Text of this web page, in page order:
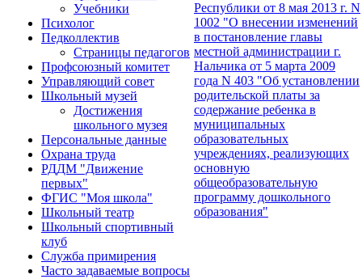
Учебники
Психолог
Педколлектив
Страницы педагогов
Профсоюзный комитет
Управляющий совет
Школьный музей
Достижения
школьного музея
Персональные данные
Охрана труда
РДДМ "Движение
первых"
ФГИС "Моя школа"
Школьный театр
Школьный спортивный
клуб
Служба примирения
Часто задаваемые вопросы
Республики от 8 мая 2013 г. N
1002 "О внесении изменений
в постановление главы
местной администрации г.
Нальчика от 5 марта 2009
года N 403 "Об установлении
родительской платы за
содержание ребенка в
муниципальных
образовательных
учреждениях, реализующих
основную
общеобразовательную
программу дошкольного
образования"